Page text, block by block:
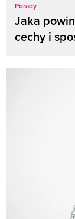
Porady
Jaka
cechy i